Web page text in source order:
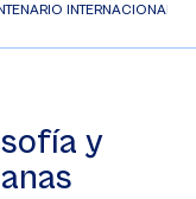
INTERNACIONAL
y